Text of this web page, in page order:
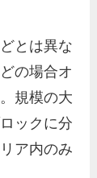
とは異な
の場合オ
規模の大
ックに分
ア内のみ